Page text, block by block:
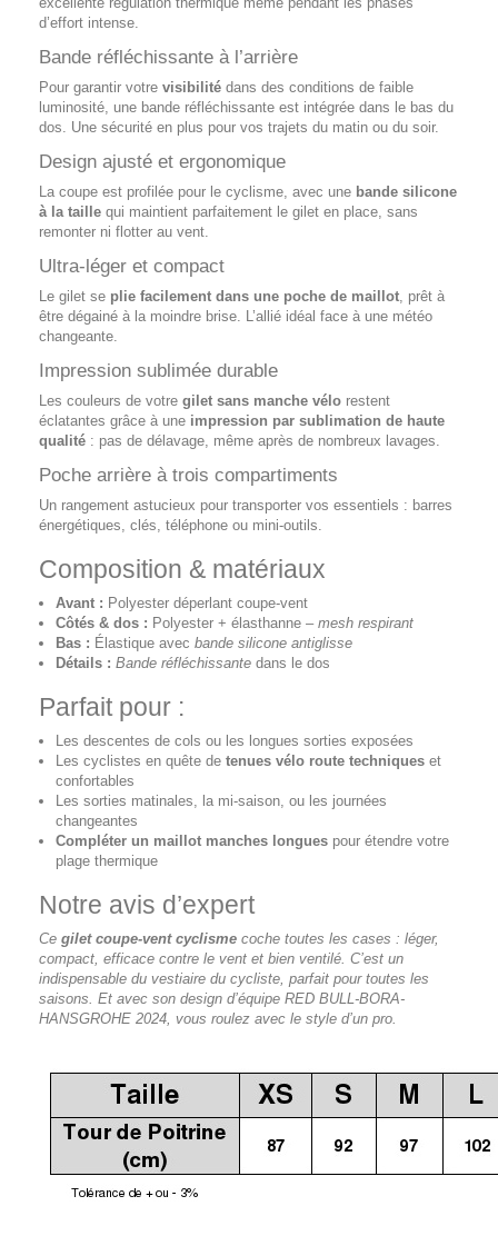
d’effort intense.
Bande réfléchissante à l’arrière
Pour garantir votre visibilité dans des conditions de faible
luminosité, une bande réfléchissante est intégrée dans le bas du
dos. Une sécurité en plus pour vos trajets du matin ou du soir.
Design ajusté et ergonomique
La coupe est profilée pour le cyclisme, avec une bande silicone
à la taille qui maintient parfaitement le gilet en place, sans
remonter ni flotter au vent.
Ultra-léger et compact
Le gilet se plie facilement dans une poche de maillot, prêt à
être dégainé à la moindre brise. L’allié idéal face à une météo
changeante.
Impression sublimée durable
Les couleurs de votre gilet sans manche vélo restent
éclatantes grâce à une impression par sublimation de haute
qualité : pas de délavage, même après de nombreux lavages.
Poche arrière à trois compartiments
Un rangement astucieux pour transporter vos essentiels : barres
énergétiques, clés, téléphone ou mini-outils.
Composition & matériaux
Avant : Polyester déperlant coupe-vent
Côtés & dos : Polyester + élasthanne – mesh respirant
Bas : Élastique avec bande silicone antiglisse
Détails : Bande réfléchissante dans le dos
Parfait pour :
Les descentes de cols ou les longues sorties exposées
Les cyclistes en quête de tenues vélo route techniques et
confortables
Les sorties matinales, la mi-saison, ou les journées
changeantes
Compléter un maillot manches longues pour étendre votre
plage thermique
Notre avis d’expert
Ce gilet coupe-vent cyclisme coche toutes les cases : léger,
compact, efficace contre le vent et bien ventilé. C’est un
indispensable du vestiaire du cycliste, parfait pour toutes les
saisons. Et avec son design d’équipe RED BULL-BORA-
HANSGROHE 2024, vous roulez avec le style d’un pro.